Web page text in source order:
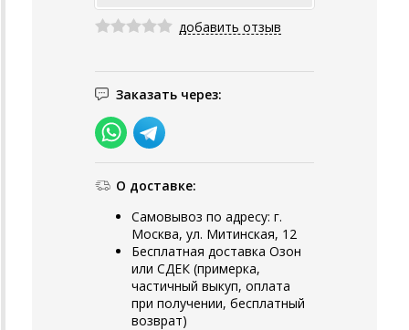
добавить отзыв
Заказать через:
О доставке:
Самовывоз по адресу: г.
Москва, ул. Митинская, 12
Бесплатная доставка Озон
или СДЕК (примерка,
частичный выкуп, оплата
при получении, бесплатный
возврат)